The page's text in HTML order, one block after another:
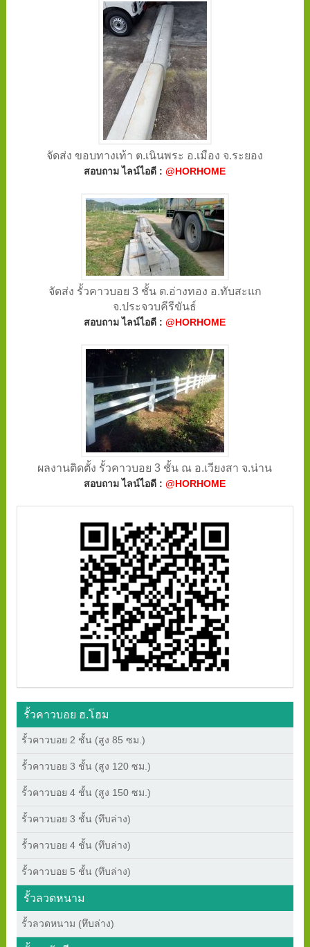
จัดส่ง ขอบทางเท้า ต.เนินพระ อ.เมือง จ.ระยอง
สอบถาม ไลน์ไอดี :@HORHOME
จัดส่ง รั้วคาวบอย 3 ชั้น ต.อ่างทอง อ.ทับสะแก
จ.ประจวบคีรีขันธ์
สอบถาม ไลน์ไอดี :@HORHOME
ผลงานติดตั้ง รั้วคาวบอย 3 ชั้น ณ อ.เวียงสา จ.น่าน
สอบถาม ไลน์ไอดี :@HORHOME
รั้วคาวบอย ฮ.โฮม
รั้วคาวบอย 2 ชั้น (สูง 85 ซม.)
รั้วคาวบอย 3 ชั้น (สูง 120 ซม.)
รั้วคาวบอย 4 ชั้น (สูง 150 ซม.)
รั้วคาวบอย 3 ชั้น (ทึบล่าง)
รั้วคาวบอย 4 ชั้น (ทึบล่าง)
รั้วคาวบอย 5 ชั้น (ทึบล่าง)
รั้วลวดหนาม
รั้วลวดหนาม (ทึบล่าง)